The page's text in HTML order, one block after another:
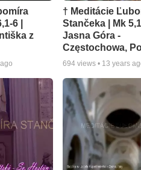
6 |
z
† Meditácie
Stančeka | Mk
Jasna Góra -
Częstochowa,
694 views • 13 years